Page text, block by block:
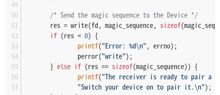
/* Send the magic sequence to the Device */
       res = write(fd, magic_sequence,
sizeof
if (res < 0) {
printf("Error: %d\n", errno);
               perror(
"write");
       }
else if (res == sizeof(magic_sequence)) {
printf("The receiver is ready to pair a
"Switch your device on to pair it.\n");